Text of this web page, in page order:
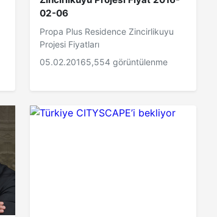
02-06
Propa Plus Residence Zincirlikuyu
Projesi Fiyatları
05.02.20165,554 görüntülenme